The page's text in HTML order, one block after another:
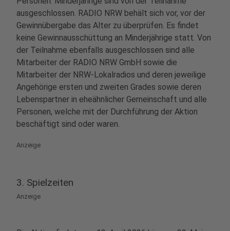
ausgeschlossen. RADIO NRW behält sich vor, vor der
Gewinnübergabe das Alter zu überprüfen. Es findet
keine Gewinnausschüttung an Minderjährige statt. Von
der Teilnahme ebenfalls ausgeschlossen sind alle
Mitarbeiter der RADIO NRW GmbH sowie die
Mitarbeiter der NRW-Lokalradios und deren jeweilige
Angehörige ersten und zweiten Grades sowie deren
Lebenspartner in eheähnlicher Gemeinschaft und alle
Personen, welche mit der Durchführung der Aktion
beschäftigt sind oder waren.
Anzeige
3. Spielzeiten
Anzeige